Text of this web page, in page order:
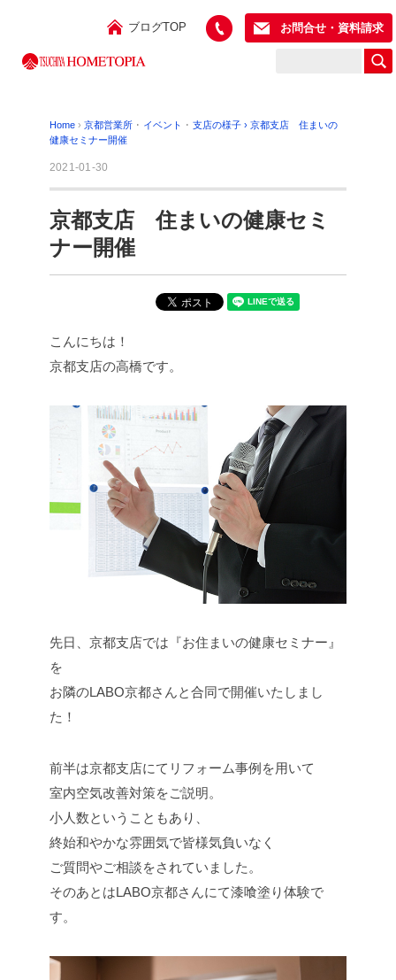
ブログTOP お問合せ・資料請求
Home › 京都営業所 ･ イベント ･ 支店の様子 › 京都支店 住まいの
健康セミナー開催
2021-01-30
京都支店 住まいの健康セミ
ナー開催
こんにちは！
京都支店の高橋です。
先日、京都支店では『お住まいの健康セミナー』
を
お隣のLABO京都さんと合同で開催いたしまし
た！
前半は京都支店にてリフォーム事例を用いて
室内空気改善対策をご説明。
小人数ということもあり、
終始和やかな雰囲気で皆様気負いなく
ご質問やご相談をされていました。
そのあとはLABO京都さんにて漆喰塗り体験で
す。